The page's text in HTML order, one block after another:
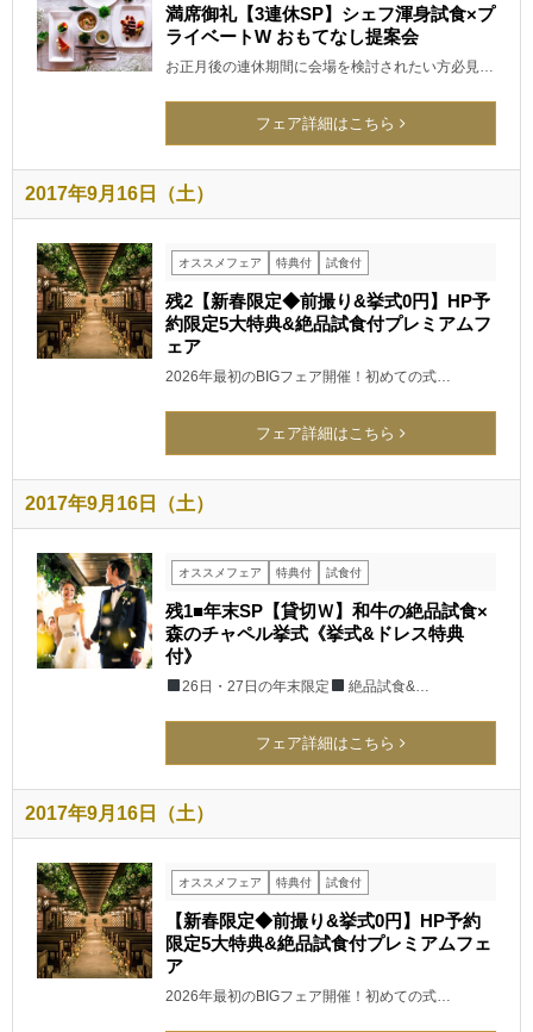
満席御礼【3連休SP】シェフ渾身試食×プ
ライベートW おもてなし提案会
お正月後の連休期間に会場を検討されたい方必見…
フェア詳細はこちら
2017年9月16日（土）
オススメフェア 特典付 試食付
残2【新春限定◆前撮り&挙式0円】HP予
約限定5大特典&絶品試食付プレミアムフ
ェア
2026年最初のBIGフェア開催！初めての式…
フェア詳細はこちら
2017年9月16日（土）
オススメフェア 特典付 試食付
残1■年末SP【貸切Ｗ】和牛の絶品試食×
森のチャペル挙式《挙式&ドレス特典
付》
26日・27日の年末限定 絶品試食&…
フェア詳細はこちら
2017年9月16日（土）
オススメフェア 特典付 試食付
【新春限定◆前撮り&挙式0円】HP予約
限定5大特典&絶品試食付プレミアムフェ
ア
2026年最初のBIGフェア開催！初めての式…